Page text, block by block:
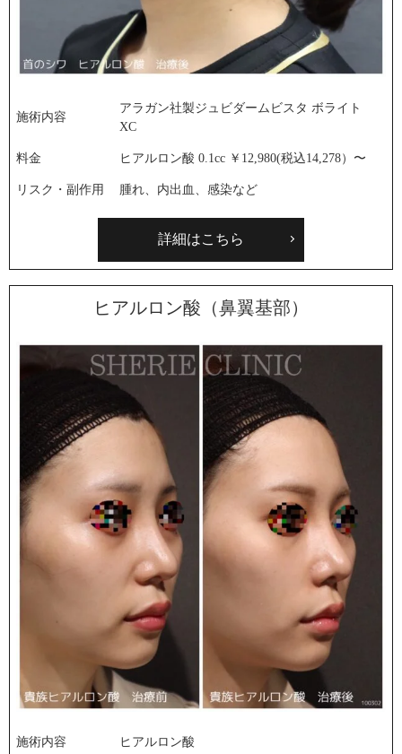
施術内容
アラガン社製ジュビダームビスタ ボライト
XC
料金 ヒアルロン酸 0.1cc ￥12,980(税込14,278）〜
リスク・副作用 腫れ、内出血、感染など
詳細はこちら
ヒアルロン酸（鼻翼基部）
施術内容 ヒアルロン酸